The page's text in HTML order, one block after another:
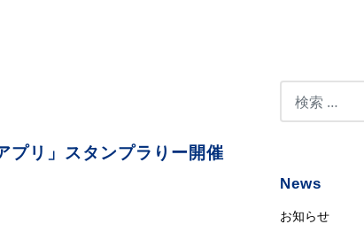
プリ」スタンプラりー開催
News
お知らせ